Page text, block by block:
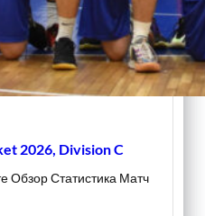
2026, Division C
Обзор Статистика Матч